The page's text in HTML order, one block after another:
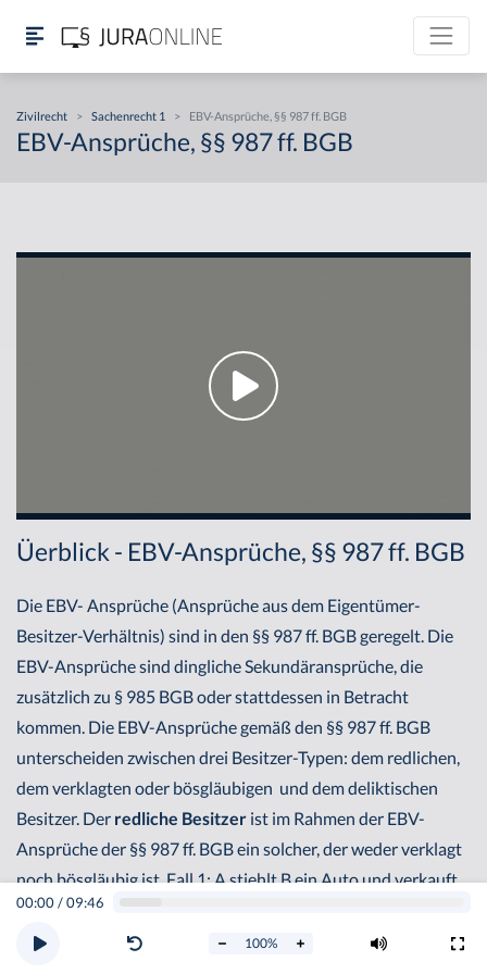
Zivilrecht > Sachenrecht 1 > EBV-Ansprüche, §§ 987 ff. BGB
EBV-Ansprüche, §§ 987 ff. BGB
00:00/09:46
100%
Üerblick - EBV-Ansprüche, §§ 987 ff. BGB
Die EBV- Ansprüche (Ansprüche aus dem Eigentümer-
Besitzer-Verhältnis) sind in den §§ 987 ff. BGB geregelt. Die
EBV-Ansprüche sind dingliche Sekundäransprüche, die
zusätzlich zu § 985 BGB oder stattdessen in Betracht
kommen. Die EBV-Ansprüche gemäß den §§ 987 ff. BGB
unterscheiden zwischen drei Besitzer-Typen: dem redlichen,
dem verklagten oder bösgläubigen und dem deliktischen
Besitzer. Der redliche Besitzer ist im Rahmen der EBV-
Ansprüche der §§ 987 ff. BGB ein solcher, der weder verklagt
noch bösgläubig ist. Fall 1: A stiehlt B ein Auto und verkauft
und übereignet es dem C, der nicht weiß, dass das Auto
gestohlen wurde. C ist daher im redlichen Besitz des